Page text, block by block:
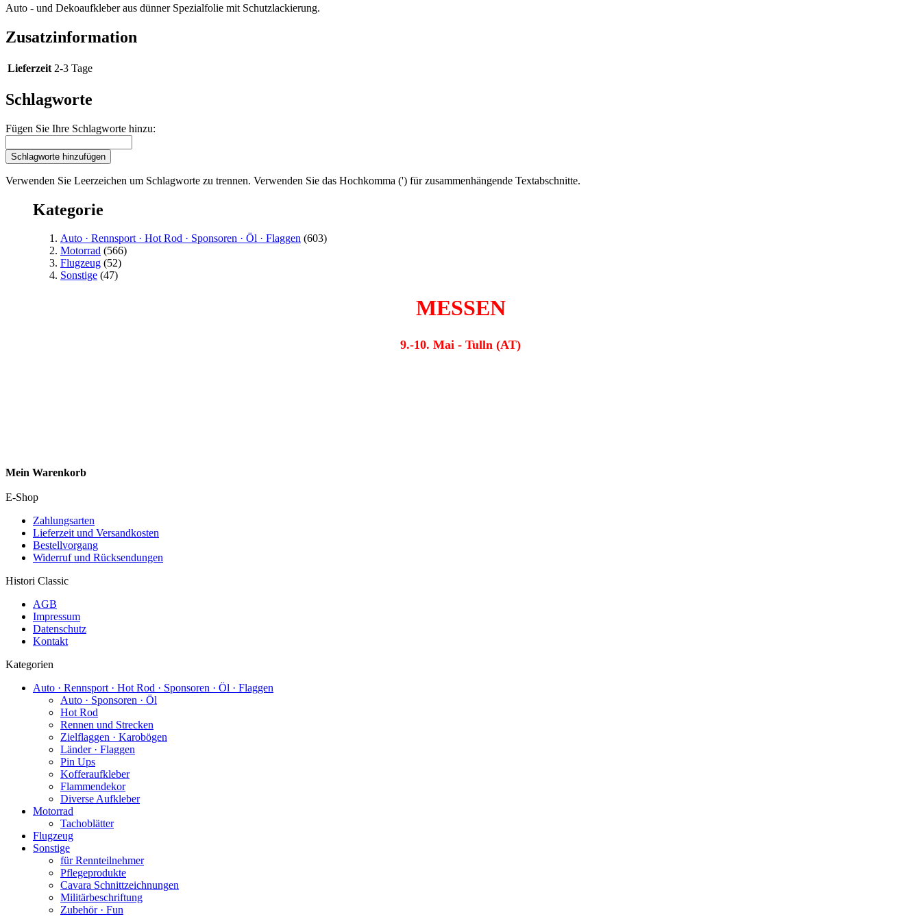
Auto - und Dekoaufkleber aus dünner Spezialfolie mit Schutzlackierung.
Zusatzinformation
Lieferzeit 2-3 Tage
Schlagworte
Fügen Sie Ihre Schlagworte hinzu:
Schlagworte hinzufügen
Verwenden Sie Leerzeichen um Schlagworte zu trennen. Verwenden Sie das Hochkomma (') für zusammenhängende Textabschnitte.
Kategorie
Auto · Rennsport · Hot Rod · Sponsoren · Öl · Flaggen (603)
Motorrad (566)
Flugzeug (52)
Sonstige (47)
MESSEN
9.-10. Mai - Tulln (AT)
Mein Warenkorb
E-Shop
Zahlungsarten
Lieferzeit und Versandkosten
Bestellvorgang
Widerruf und Rücksendungen
Histori Classic
AGB
Impressum
Datenschutz
Kontakt
Kategorien
Auto · Rennsport · Hot Rod · Sponsoren · Öl · Flaggen
Auto · Sponsoren · Öl
Hot Rod
Rennen und Strecken
Zielflaggen · Karobögen
Länder · Flaggen
Pin Ups
Kofferaufkleber
Flammendekor
Diverse Aufkleber
Motorrad
Tachoblätter
Flugzeug
Sonstige
für Rennteilnehmer
Pflegeprodukte
Cavara Schnittzeichnungen
Militärbeschriftung
Zubehör · Fun